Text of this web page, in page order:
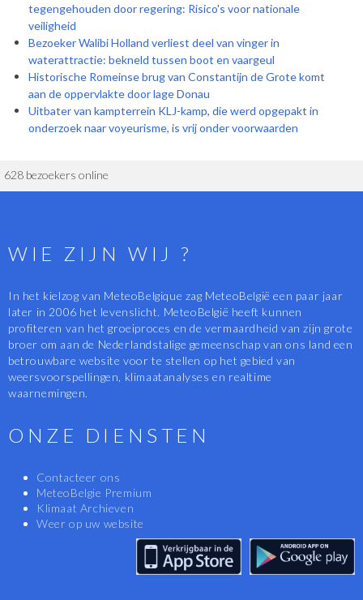
tegengehouden door regering: Risico's voor nationale
veiligheid
Bezoeker Walibi Holland verliest deel van vinger in
waterattractie: bekneld tussen boot en vaargeul
Historische Romeinse brug van Constantijn de Grote komt
aan de oppervlakte door lage Donau
Uitbater van kampterrein KLJ-kamp, die werd opgepakt in
onderzoek naar voyeurisme, is vrij onder voorwaarden
628 bezoekers online
WIE ZIJN WIJ ?
In het kielzog van MeteoBelgique zag MeteoBelgië een paar jaar
later in 2006 het levenslicht. MeteoBelgië heeft kunnen
profiteren van het groeiproces en de vermaardheid van zijn grote
broer om aan de Nederlandstalige gemeenschap van ons land een
betrouwbare website voor te stellen op het gebied van
weersvoorspellingen, klimaatanalyses en realtime
waarnemingen.
ONZE DIENSTEN
Contacteer ons
MeteoBelgie Premium
Klimaat Archieven
Weer op uw website